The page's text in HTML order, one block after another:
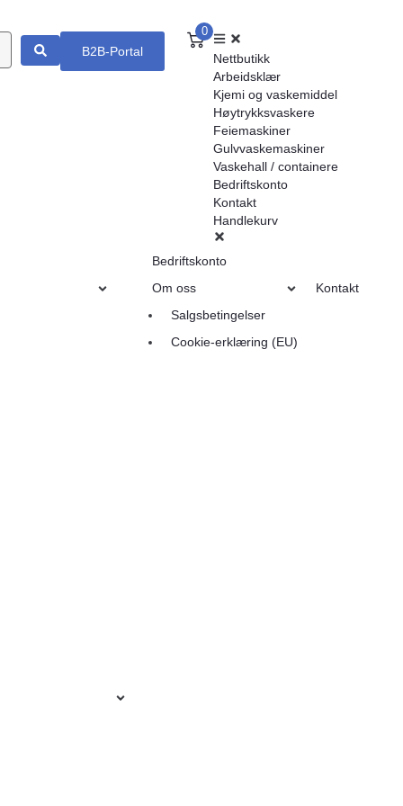
B2B-Portal
0
Nettbutikk
Arbeidsklær
Kjemi og vaskemiddel
Høytrykksvaskere
Feiemaskiner
Gulvvaskemaskiner
Vaskehall / containere
Bedriftskonto
Kontakt
Handlekurv
Bedriftskonto
Om oss
Salgsbetingelser
Cookie-erklæring (EU)
Kontakt